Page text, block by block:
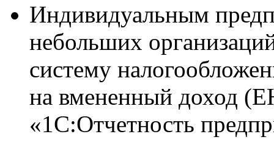
Индивидуальным
небольших
систему
на вмененный доход
«1С:Отчетность